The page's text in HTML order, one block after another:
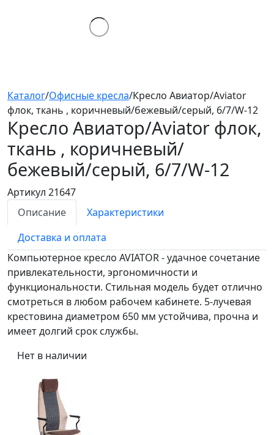
Каталог/Офисные кресла/Кресло Авиатор/Aviator
флок, ткань , коричневый/бежевый/серый, 6/7/W-12
Кресло Авиатор/Aviator флок,
ткань , коричневый/
бежевый/серый, 6/7/W-12
Артикул 21647
Описание
Характеристики
Доставка и оплата
Компьютерное кресло AVIATOR - удачное сочетание
привлекательности, эргономичности и
функциональности. Стильная модель будет отлично
смотреться в любом рабочем кабинете. 5-лучевая
крестовина диаметром 650 мм устойчива, прочна и
имеет долгий срок службы.
Нет в наличии